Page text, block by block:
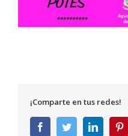
¡Comparte en tus redes!
FacebookTwitterLinkedIn